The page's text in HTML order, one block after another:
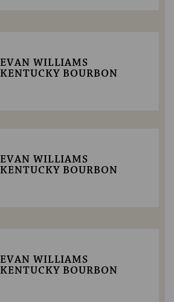
EVAN WILLIAMS
KENTUCKY BOURBON
EVAN WILLIAMS
KENTUCKY BOURBON
EVAN WILLIAMS
KENTUCKY BOURBON